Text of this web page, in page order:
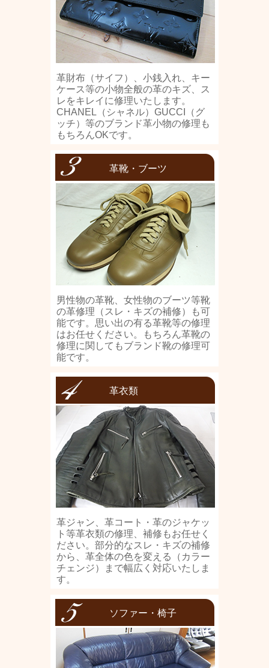
革財布（サイフ）、小銭入れ、キー
ケース等の小物全般の革のキズ、ス
レをキレイに修理いたします。
CHANEL（シャネル）GUCCI（グ
ッチ）等のブランド革小物の修理も
もちろんOKです。
革靴・ブーツ
男性物の革靴、女性物のブーツ等靴
の革修理（スレ・キズの補修）も可
能です。思い出の有る革靴等の修理
はお任せください。もちろん革靴の
修理に関してもブランド靴の修理可
能です。
革衣類
革ジャン、革コート・革のジャケッ
ト等革衣類の修理、補修もお任せく
ださい。部分的なスレ・キズの補修
から、革全体の色を変える（カラー
チェンジ）まで幅広く対応いたしま
す。
ソファー・椅子